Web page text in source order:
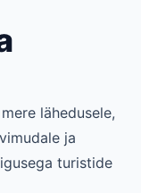
lähedusele,
ja
turistide